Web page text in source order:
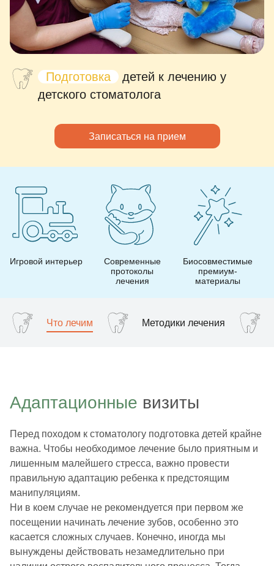
Подготовка
детей к лечению у
детского стоматолога
Записаться на прием
Игровой интерьер
Современные
протоколы
лечения
Биосовместимые
премиум-
материалы
Что лечим Методики лечения
Адаптационные визиты
Перед походом к стоматологу подготовка детей крайне
важна. Чтобы необходимое лечение было приятным и
лишенным малейшего стресса, важно провести
правильную адаптацию ребенка к предстоящим
манипуляциям.
Ни в коем случае не рекомендуется при первом же
посещении начинать лечение зубов, особенно это
касается сложных случаев. Конечно, иногда мы
вынуждены действовать незамедлительно при